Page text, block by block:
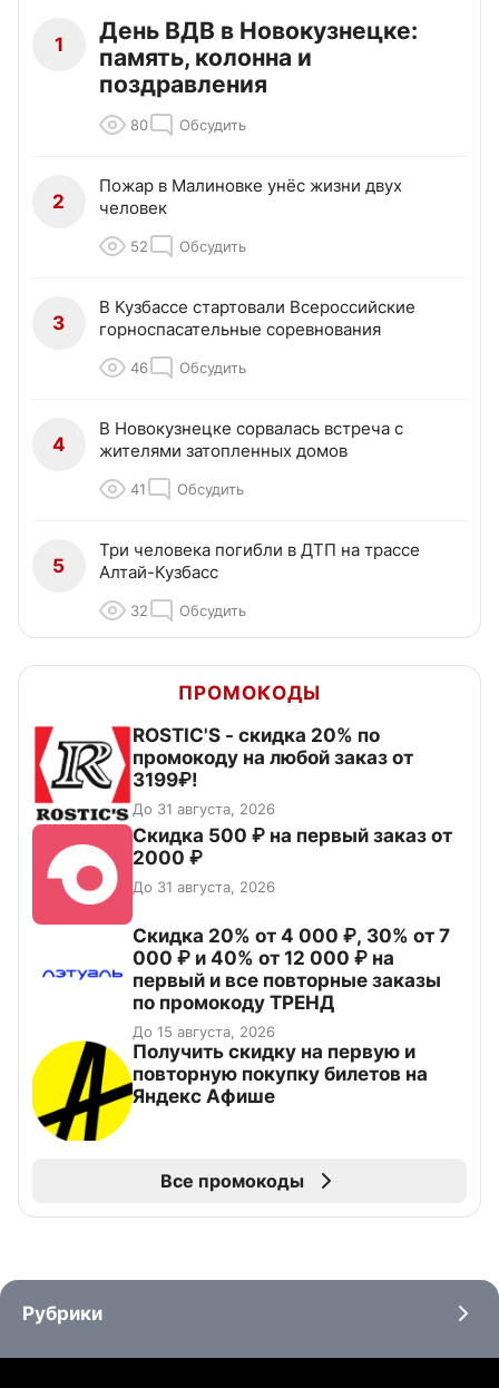
1
День ВДВ в Новокузнецке:
память, колонна и
поздравления
80 Обсудить
2
Пожар в Малиновке унёс жизни двух
человек
52 Обсудить
3
В Кузбассе стартовали Всероссийские
горноспасательные соревнования
46 Обсудить
4
В Новокузнецке сорвалась встреча с
жителями затопленных домов
41 Обсудить
5
Три человека погибли в ДТП на трассе
Алтай-Кузбасс
32 Обсудить
ПРОМОКОДЫ
ROSTIC'S - скидка 20% по
промокоду на любой заказ от
3199₽!
До 31 августа, 2026
Скидка 500 ₽ на первый заказ от
2000 ₽
До 31 августа, 2026
Скидка 20% от 4 000 ₽, 30% от 7
000 ₽ и 40% от 12 000 ₽ на
первый и все повторные заказы
по промокоду ТРЕНД
До 15 августа, 2026
Получить скидку на первую и
повторную покупку билетов на
Яндекс Афише
Все промокоды
Рубрики